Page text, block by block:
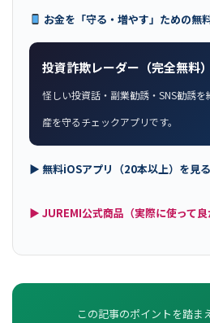
お金を「守る・増やす」ための無
投資詐欺レーダー（完全無料）
怪しい投資話・副業勧誘・SNS勧誘
産を守るチェックアプリです。
▶ 無料iOSアプリ（20本以上）を見る
▶ JUREMI公式商品（実際に使って良
この記事のポイントを踏ま